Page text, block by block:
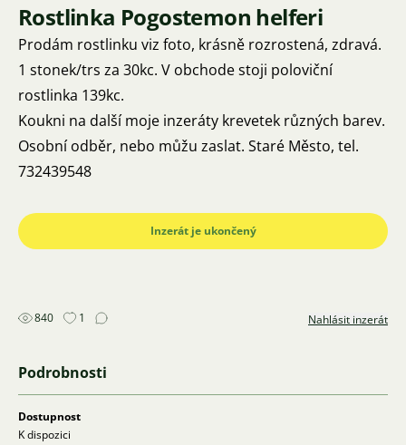
Rostlinka Pogostemon helferi
Prodám rostlinku viz foto, krásně rozrostená, zdravá.
1 stonek/trs za 30kc. V obchode stoji poloviční
rostlinka 139kc.
Koukni na další moje inzeráty krevetek různých barev.
Osobní odběr, nebo můžu zaslat. Staré Město, tel.
732439548
Inzerát je ukončený
840 1 Nahlásit inzerát
Podrobnosti
Dostupnost
K dispozici